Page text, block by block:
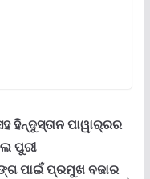
ହିନ୍ଦୁସ୍ତାନ ପାୱାର୍‌ରର
ପୁରୀ
ପାଇଁ ପ୍ରମୁଖ ବଜାର